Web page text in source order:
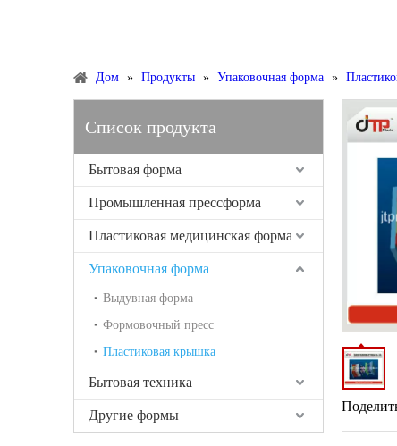
Дом » Продукты » Упаковочная форма »
Список продукта
Бытовая форма
Промышленная прессформа
Пластиковая медицинская форма
Упаковочная форма
Выдувная форма
Формовочный пресс
Пластиковая крышка
Бытовая техника
Другие формы